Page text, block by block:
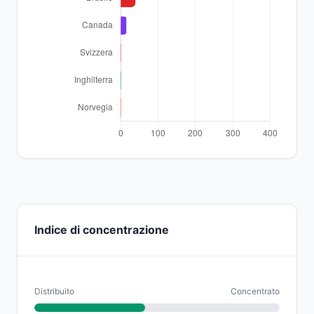
Indice di concentrazione
Distribuito Concentrato